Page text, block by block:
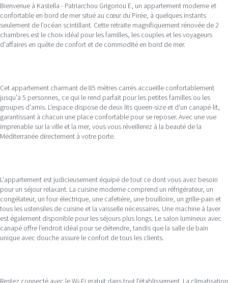
Bienvenue à Kastella - Patriarchou Grigoriou E, un appartement moderne et
confortable en bord de mer situé au cœur du Pirée, à quelques instants
seulement de l'océan scintillant. Cette retraite magnifiquement rénovée de 2
chambres est le choix idéal pour les familles, les couples et les voyageurs
d'affaires en quête de confort et de commodité en bord de mer.
Cet appartement charmant de 85 mètres carrés accueille confortablement
jusqu'à 5 personnes, ce qui le rend parfait pour les petites familles ou les
groupes d'amis. L'espace dispose de deux lits queen-size et d'un canapé-lit,
garantissant à chacun une place confortable pour se reposer. Avec une vue
imprenable sur la ville et la mer, vous vous réveillerez à la beauté de la
Méditerranée directement à votre porte.
L'appartement est judicieusement équipé de tout ce dont vous avez besoin
pour un séjour relaxant. La cuisine moderne comprend un réfrigérateur, un
congélateur, un four électrique, une cafetière, une bouilloire, un grille-pain et
tous les ustensiles de cuisine et la vaisselle nécessaires. Une machine à laver
est également disponible pour les séjours plus longs. Le salon lumineux avec
canapé offre l'endroit idéal pour se détendre, tandis que la salle de bain
unique avec douche assure le confort de tous les clients.